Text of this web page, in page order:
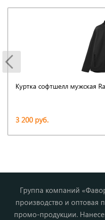
Куртка софтшелл мужская
3 200 руб.
Группа компаний
производство и оптовая
промо-продукции.